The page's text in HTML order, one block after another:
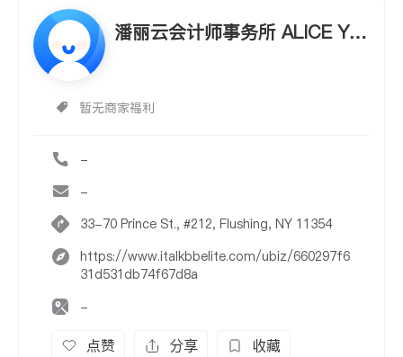
潘丽云会计师事务所 ALICE YO
暂无商家福利
-
-
33-70 Prince St., #212, Flushing, NY 11354
https://www.italkbbelite.com/ubiz/660297f6
31d531db74f67d8a
-
点赞 分享 收藏